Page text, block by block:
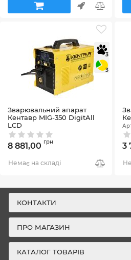
3
3
Зварювальний апарат
Кентавр MIG-350 DigitAll
LCD
Артикул:196143
8 881,00 грн
Немає на складі
3
КОНТАКТИ
ПРО МАГАЗИН
КАТАЛОГ ТОВАРІВ